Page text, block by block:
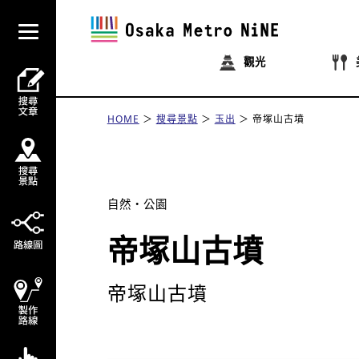
觀光
HOME 搜尋景點 玉出 帝塚山古墳
自然・公園
帝塚山古墳
帝塚山古墳